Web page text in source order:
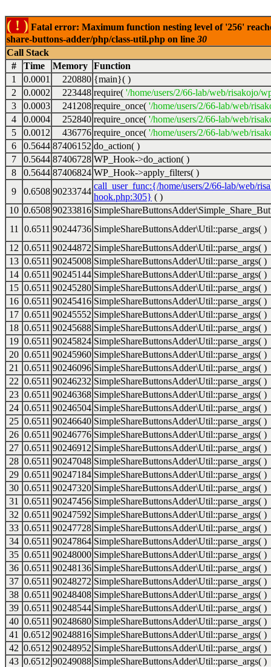
( ! ) Fatal error: Maximum function nesting level of '256'
share-buttons-adder/php/class-util.php on line 30
Call Stack
#
Time Memory Function
1
0.0001 220880 {main}( )
2
0.0002 223448 require( '/home/users/2/66-lab/web/risakojo/
3
0.0003 241208 require_once( '/home/users/2/66-lab/web/
4
0.0004 252840 require_once( '/home/users/2/66-lab/web/
5
0.0012 436776 require_once( '/home/users/2/66-lab/web/
6
0.5644 87406152 do_action( )
7
0.5644 87406728 WP_Hook->do_action( )
8
0.5644 87406824 WP_Hook->apply_filters( )
9
0.6508 90233744
call_user_func:{/home/users/2/66-lab/web/
hook.php:305} ( )
10 0.6508 90233816
11
0.6511 90244736 SimpleShareButtonsAdder\Util::parse_args( )
12 0.6511 90244872 SimpleShareButtonsAdder\Util::parse_args( )
13 0.6511 90245008 SimpleShareButtonsAdder\Util::parse_args( )
14 0.6511 90245144 SimpleShareButtonsAdder\Util::parse_args( )
15 0.6511 90245280 SimpleShareButtonsAdder\Util::parse_args( )
16 0.6511 90245416 SimpleShareButtonsAdder\Util::parse_args( )
17 0.6511 90245552 SimpleShareButtonsAdder\Util::parse_args( )
18 0.6511 90245688 SimpleShareButtonsAdder\Util::parse_args( )
19 0.6511 90245824 SimpleShareButtonsAdder\Util::parse_args( )
20 0.6511 90245960 SimpleShareButtonsAdder\Util::parse_args( )
21
0.6511 90246096 SimpleShareButtonsAdder\Util::parse_args( )
22 0.6511 90246232 SimpleShareButtonsAdder\Util::parse_args( )
23 0.6511 90246368 SimpleShareButtonsAdder\Util::parse_args( )
24 0.6511 90246504 SimpleShareButtonsAdder\Util::parse_args( )
25 0.6511 90246640 SimpleShareButtonsAdder\Util::parse_args( )
26 0.6511 90246776 SimpleShareButtonsAdder\Util::parse_args( )
27 0.6511 90246912 SimpleShareButtonsAdder\Util::parse_args( )
28 0.6511 90247048 SimpleShareButtonsAdder\Util::parse_args( )
29 0.6511 90247184 SimpleShareButtonsAdder\Util::parse_args( )
30 0.6511 90247320 SimpleShareButtonsAdder\Util::parse_args( )
31
0.6511 90247456 SimpleShareButtonsAdder\Util::parse_args( )
32 0.6511 90247592 SimpleShareButtonsAdder\Util::parse_args( )
33 0.6511 90247728 SimpleShareButtonsAdder\Util::parse_args( )
34 0.6511 90247864 SimpleShareButtonsAdder\Util::parse_args( )
35 0.6511 90248000 SimpleShareButtonsAdder\Util::parse_args( )
36 0.6511 90248136 SimpleShareButtonsAdder\Util::parse_args( )
37 0.6511 90248272 SimpleShareButtonsAdder\Util::parse_args( )
38 0.6511 90248408 SimpleShareButtonsAdder\Util::parse_args( )
39 0.6511 90248544 SimpleShareButtonsAdder\Util::parse_args( )
40 0.6511 90248680 SimpleShareButtonsAdder\Util::parse_args( )
41
0.6512 90248816 SimpleShareButtonsAdder\Util::parse_args( )
42 0.6512 90248952 SimpleShareButtonsAdder\Util::parse_args( )
43 0.6512 90249088 SimpleShareButtonsAdder\Util::parse_args( )